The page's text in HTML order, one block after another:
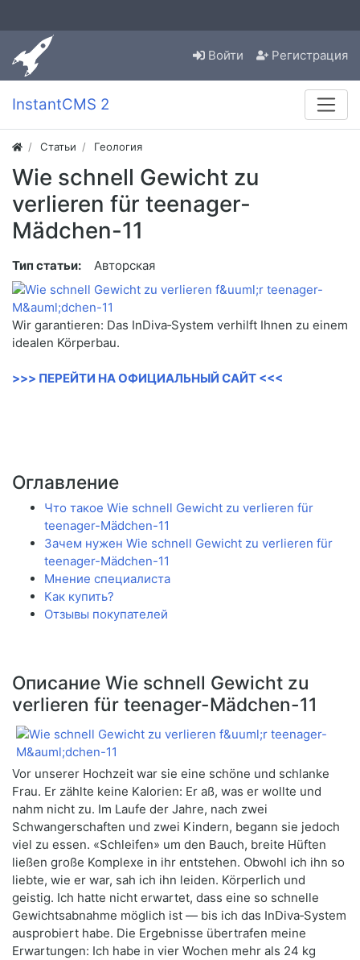
Войти Регистрация
InstantCMS 2
Статьи Геология
Wie schnell Gewicht zu
verlieren für teenager-
Mädchen-11
Тип статьи: Авторская
Wir garantieren: Das InDiva‑System verhilft Ihnen zu einem
idealen Körperbau.
>>> ПЕРЕЙТИ НА ОФИЦИАЛЬНЫЙ САЙТ <<<
Оглавление
Что такое Wie schnell Gewicht zu verlieren für
teenager-Mädchen-11
Зачем нужен Wie schnell Gewicht zu verlieren für
teenager-Mädchen-11
Мнение специалиста
Как купить?
Отзывы покупателей
Описание Wie schnell Gewicht zu
verlieren für teenager-Mädchen-11
Vor unserer Hochzeit war sie eine schöne und schlanke
Frau. Er zählte keine Kalorien: Er aß, was er wollte und
nahm nicht zu. Im Laufe der Jahre, nach zwei
Schwangerschaften und zwei Kindern, begann sie jedoch
viel zu essen. «Schleifen» um den Bauch, breite Hüften
ließen große Komplexe in ihr entstehen. Obwohl ich ihn so
liebte, wie er war, sah ich ihn leiden. Körperlich und
geistig. Ich hatte nicht erwartet, dass eine so schnelle
Gewichtsabnahme möglich ist — bis ich das InDiva‑System
ausprobiert habe. Die Ergebnisse übertrafen meine
Erwartungen: Ich habe in vier Wochen mehr als 24 kg